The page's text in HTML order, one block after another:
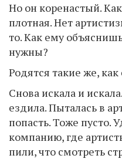
Но он коренастый.
плотная. Нет
то. Как ему
нужны?
Родятся такие же,
Снова искала и
ездила. Пыталась в
попасть. Тоже пусто.
компанию, где
пили, что смотреть